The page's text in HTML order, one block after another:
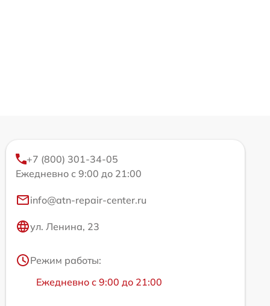
+7 (800) 301-34-05
Ежедневно с 9:00 до 21:00
info@atn-repair-center.ru
ул. Ленина, 23
Режим работы:
Ежедневно с 9:00 до 21:00